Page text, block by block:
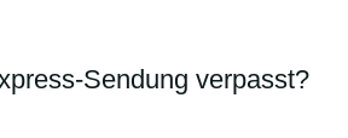
Sendung verpasst?